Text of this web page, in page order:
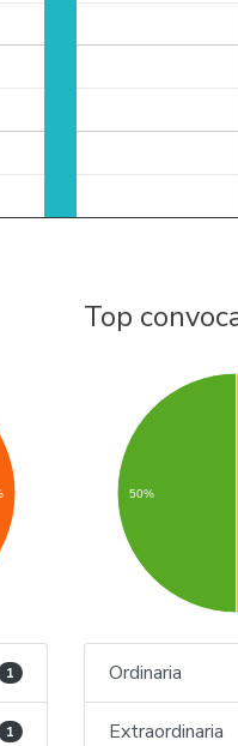
1
1
Top
50%
Ordinaria
Extraordinaria